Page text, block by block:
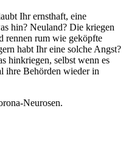
Ihr ernsthaft, eine
hin? Neuland? Die kriegen
rennen rum wie geköpfte
habt Ihr eine solche Angst?
hinkriegen, selbst wenn es
ihre Behörden wieder in
Neurosen.